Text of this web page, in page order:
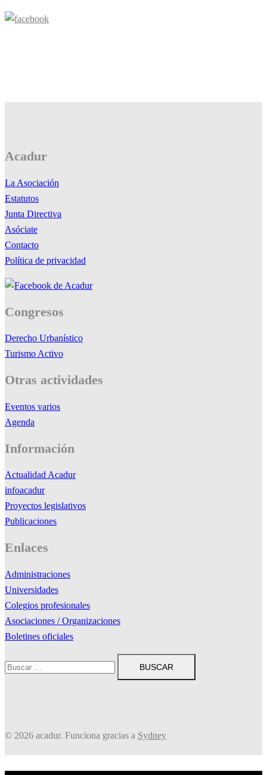
Acadur
La Asociación
Estatutos
Junta Directiva
Asóciate
Contacto
Política de privacidad
Congresos
Derecho Urbanístico
Turismo Activo
Otras actividades
Eventos varios
Agenda
Información
Actualidad Acadur
infoacadur
Proyectos legislativos
Publicaciones
Enlaces
Administraciones
Universidades
Colegios profesionales
Asociaciones / Organizaciones
Boletines oficiales
Buscar:
© 2026 acadur. Funciona gracias a Sydney